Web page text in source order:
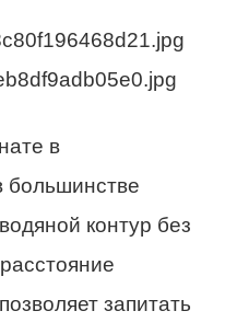
в
большинстве
контур без
запитать